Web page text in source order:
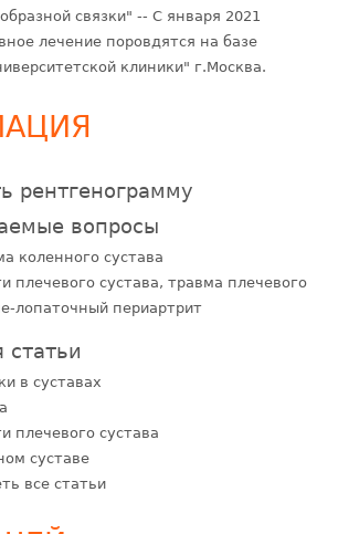
связки" -- С января 2021
лечение поровдятся на базе
клиники" г.Москва.
рентгенограмму
вопросы
коленного сустава
плечевого сустава, травма плечевого
лопаточный периартрит
статьи
в суставах
плечевого сустава
суставе
все статьи